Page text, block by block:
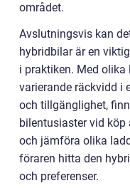
området.
Avslutningsvis kan
hybridbilar är en
i praktiken. Med
varierande räckvidd i
och tillgänglighet,
bilentusiaster vid
och jämföra olika
föraren hitta den
och preferenser.